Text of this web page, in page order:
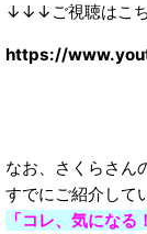
↓↓↓ご視聴はこ
https://
なお、さくらさん
すでにご紹介して
「コレ、気になる